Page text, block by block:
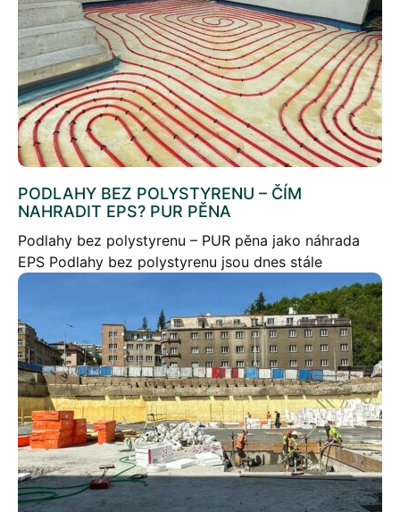
PODLAHY BEZ POLYSTYRENU – ČÍM
NAHRADIT EPS? PUR PĚNA
Podlahy bez polystyrenu – PUR pěna jako náhrada
EPS Podlahy bez polystyrenu jsou dnes stále
častějším řešením. V současné době se stavebníci
potýkají s nedostatkem podlahového polystyrenu
nebo jeho rostoucí […]